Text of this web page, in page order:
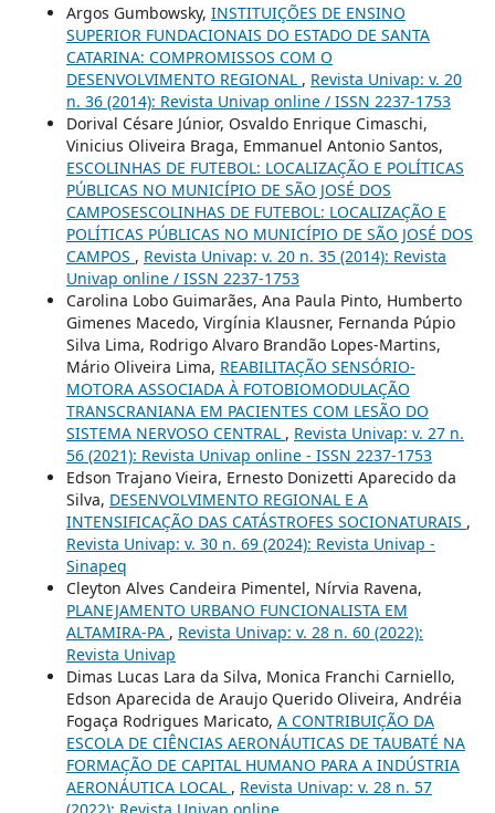
Argos Gumbowsky, INSTITUIÇÕES DE ENSINO
SUPERIOR FUNDACIONAIS DO ESTADO DE SANTA
CATARINA: COMPROMISSOS COM O
DESENVOLVIMENTO REGIONAL , Revista Univap: v. 20
n. 36 (2014): Revista Univap online / ISSN 2237-1753
Dorival Césare Júnior, Osvaldo Enrique Cimaschi,
Vinicius Oliveira Braga, Emmanuel Antonio Santos,
ESCOLINHAS DE FUTEBOL: LOCALIZAÇÃO E POLÍTICAS
PÚBLICAS NO MUNICÍPIO DE SÃO JOSÉ DOS
CAMPOSESCOLINHAS DE FUTEBOL: LOCALIZAÇÃO E
POLÍTICAS PÚBLICAS NO MUNICÍPIO DE SÃO JOSÉ DOS
CAMPOS , Revista Univap: v. 20 n. 35 (2014): Revista
Univap online / ISSN 2237-1753
Carolina Lobo Guimarães, Ana Paula Pinto, Humberto
Gimenes Macedo, Virgínia Klausner, Fernanda Púpio
Silva Lima, Rodrigo Alvaro Brandão Lopes-Martins,
Mário Oliveira Lima, REABILITAÇÃO SENSÓRIO-
MOTORA ASSOCIADA À FOTOBIOMODULAÇÃO
TRANSCRANIANA EM PACIENTES COM LESÃO DO
SISTEMA NERVOSO CENTRAL , Revista Univap: v. 27 n.
56 (2021): Revista Univap online - ISSN 2237-1753
Edson Trajano Vieira, Ernesto Donizetti Aparecido da
Silva, DESENVOLVIMENTO REGIONAL E A
INTENSIFICAÇÃO DAS CATÁSTROFES SOCIONATURAIS ,
Revista Univap: v. 30 n. 69 (2024): Revista Univap -
Sinapeq
Cleyton Alves Candeira Pimentel, Nírvia Ravena,
PLANEJAMENTO URBANO FUNCIONALISTA EM
ALTAMIRA-PA , Revista Univap: v. 28 n. 60 (2022):
Revista Univap
Dimas Lucas Lara da Silva, Monica Franchi Carniello,
Edson Aparecida de Araujo Querido Oliveira, Andréia
Fogaça Rodrigues Maricato, A CONTRIBUIÇÃO DA
ESCOLA DE CIÊNCIAS AERONÁUTICAS DE TAUBATÉ NA
FORMAÇÃO DE CAPITAL HUMANO PARA A INDÚSTRIA
AERONÁUTICA LOCAL , Revista Univap: v. 28 n. 57
(2022): Revista Univap online